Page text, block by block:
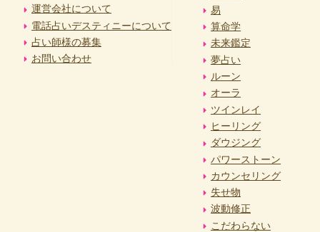
運営会社について
電話占いデスティニーについて
占い師様の募集
お問い合わせ
易
算命学
未来鑑定
夢占い
ルーン
オーラ
ツインレイ
ヒーリング
ダウジング
パワーストーン
カウンセリング
失せ物
波動修正
こだわらない